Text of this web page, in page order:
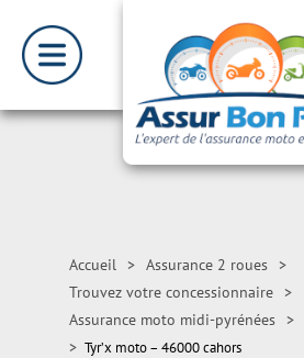
Accueil > Assurance 2 roues >
Trouvez votre concessionnaire >
Assurance moto midi-pyrénées >
> Tyr’x moto – 46000 cahors